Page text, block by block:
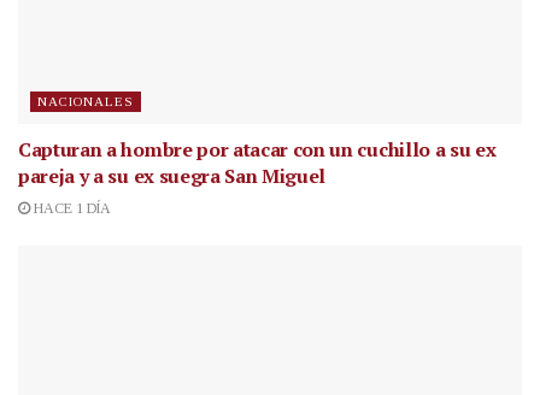
NACIONALES
Capturan a hombre por atacar con un cuchillo a su ex
pareja y a su ex suegra San Miguel
HACE 1 DÍA